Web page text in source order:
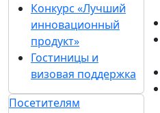
Конкурс «Лучший
инновационный
продукт»
Гостиницы и
визовая поддержка
Посетителям